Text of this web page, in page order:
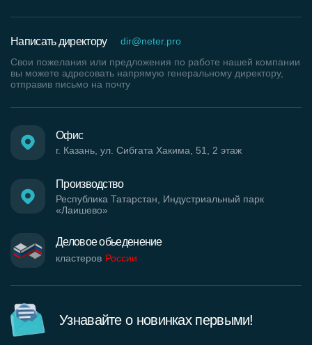
Деловое обьеденение
кластеров России
Производство
Республика Татарстан, Индустриальный парк
«Лаишево»
Офис
г. Казань, ул. Сибгата Хакима, 51, 2 этаж
Написать директору
dir@neter.pro
Свои пожелания или предложения по работе нашей компании
вы можете адресовать напрямую генеральному директору,
отправив письмо на почту
Узнавайте о новинках первыми!